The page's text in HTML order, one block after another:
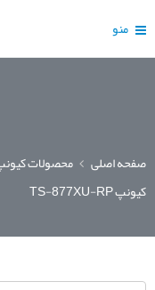
منو
صفحه اصلی محصولات
کیونپ TS-877XU-RP